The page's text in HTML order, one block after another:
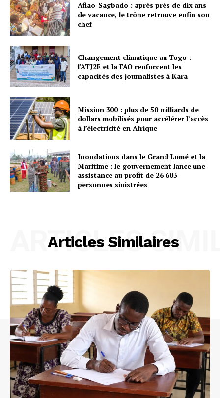
Aflao-Sagbado : après près de dix ans
de vacance, le trône retrouve enfin son
chef
Changement climatique au Togo :
l’ATJ2E et la FAO renforcent les
capacités des journalistes à Kara
Mission 300 : plus de 50 milliards de
dollars mobilisés pour accélérer l’accès
à l’électricité en Afrique
Inondations dans le Grand Lomé et la
Maritime : le gouvernement lance une
assistance au profit de 26 603
personnes sinistrées
Articles Similaires
ARTICLES